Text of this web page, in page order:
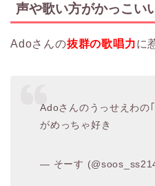
声や歌い方がかっこい
Adoさんの抜群の歌唱力に
Adoさんのうっせえわの
がめっちゃ好き
— そーす